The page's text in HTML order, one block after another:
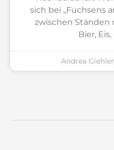
sich bei „Fuchsens
zwischen Ständen
Bier,
Andrea Giehler